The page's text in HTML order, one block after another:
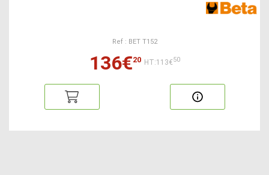
Ref : BET T152
136€20 HT:113€50